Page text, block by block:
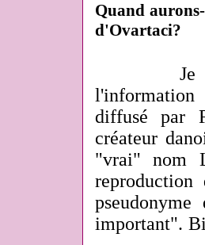
Quand
d'Ovartaci?
Je
diffusé par
créateur
"vrai" nom
important".